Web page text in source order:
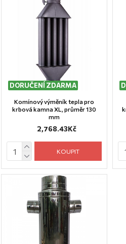
DORUČENÍ ZDARMA
Komínový výměník tepla pro
krbová kamna XL, průměr 130
mm
2,768.43Kč
KOUPIT